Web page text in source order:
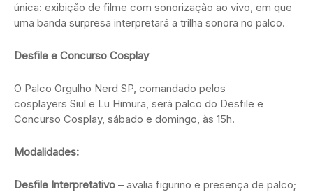
única: exibição de filme com sonorização ao vivo, em que
uma banda surpresa interpretará a trilha sonora no palco.
Desfile e Concurso Cosplay
O Palco Orgulho Nerd SP, comandado pelos
cosplayers Siul e Lu Himura, será palco do Desfile e
Concurso Cosplay, sábado e domingo, às 15h.
Modalidades:
Desfile Interpretativo – avalia figurino e presença de palco;